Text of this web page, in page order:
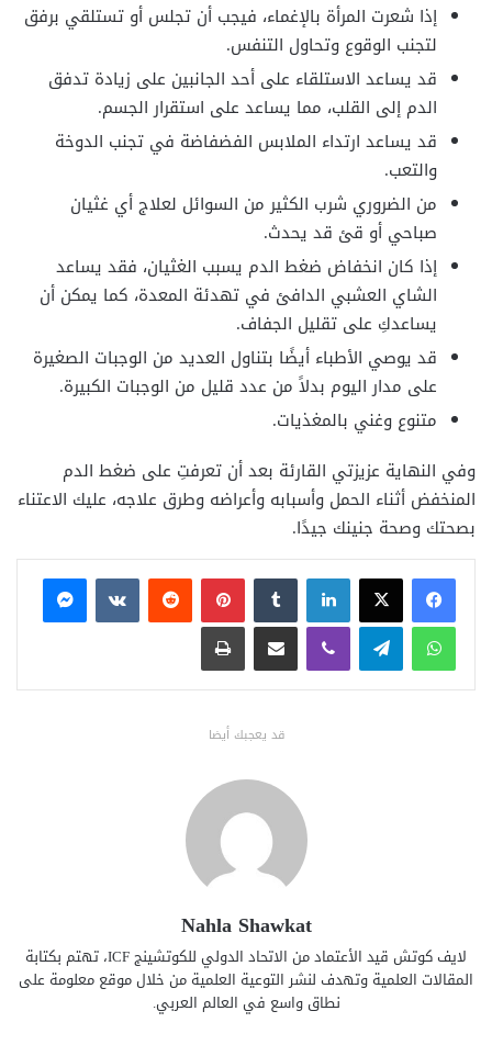
إذا شعرت المرأة بالإغماء، فيجب أن تجلس أو تستلقي برفق
لتجنب الوقوع وتحاول التنفس.
قد يساعد الاستلقاء على أحد الجانبين على زيادة تدفق
الدم إلى القلب، مما يساعد على استقرار الجسم.
قد يساعد ارتداء الملابس الفضفاضة في تجنب الدوخة
والتعب.
من الضروري شرب الكثير من السوائل لعلاج أي غثيان
صباحي أو قئ قد يحدث.
إذا كان انخفاض ضغط الدم يسبب الغثيان، فقد يساعد
الشاي العشبي الدافئ في تهدئة المعدة، كما يمكن أن
يساعدكِ على تقليل الجفاف.
قد يوصي الأطباء أيضًا بتناول العديد من الوجبات الصغيرة
على مدار اليوم بدلاً من عدد قليل من الوجبات الكبيرة.
متنوع وغني بالمغذيات.
وفي النهاية عزيزتي القارئة بعد أن تعرفتِ على ضغط الدم
المنخفض أثناء الحمل وأسبابه وأعراضه وطرق علاجه، عليك الاعتناء
بصحتك وصحة جنينك جيدًا.
فيسبوكX لينكدإن بينتيريست
ماسنجر
واتساب تيلقرام ڤايبر مشاركة عبر البريد طباعة
قد يعجبك أيضا
Nahla Shawkat
لايف كوتش قيد الأعتماد من الاتحاد الدولي للكوتشينج ICF، تهتم بكتابة
المقالات العلمية وتهدف لنشر التوعية العلمية من خلال موقع معلومة على
نطاق واسع في العالم العربي.